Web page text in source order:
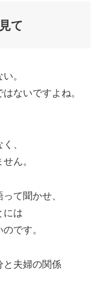
て
。
ないですよね。
、
ん。
て聞かせ、
には
です。
と夫婦の関係